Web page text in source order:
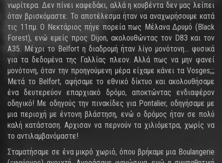
νωρίτερα. Δεν πίνει καφεδάκι, αλλά η κουβέντα δεν μας λείπει
όταν βρισκόμαστε. Το αποτέλεσμα ήταν να αναχωρήσουμε κατά
τις 11πμ. Ο Νεκτάριος πήγε πορεία πως Μέλανα Δρυμό (Black
Forest), ενώ εμείς προς Dijon, ακολουθώντας τον D83 και τον
Α35. Μέχρι το Belfort η διαδρομή ήταν λίγο μονότονη... φυσικά
για τα δεδομένα της Γαλλίας πλεον. Αλλά πως να μην φανεί
μονότονη, όταν την προηγούμενη μέρα είχαμε κάνει τα Vosges;;;
Μετά το Belfort, αφήσαμε το εθνικό δίκτυο και ακολουθήσαμε
ένα δευτερεύον επαρχιακό δρόμο, αποκτώντας ενδιαφέρον
οδηγικό! Με οδηγούς την πινακίδες για Pontalier, οδηγήσαμε με
μια περιοχή με έντονη βλάστηση, ενώ ο δρόμος ήταν σε πολύ
καλή κατάσταση. Αρχισαν να περνούν τα χιλιόμετρα, χωρίς να
το αντιλαμβανόμαστε!
Σταματήσαμε σε ένα μικρό χωριό, όπου βρήκαμε μια Boulangerie